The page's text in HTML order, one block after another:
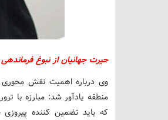
حیرت جهانیان از نبوغ
وی درباره اهمیت نقش محوری
منطقه یادآور شد: مبارزه با
که باید تضمین کننده